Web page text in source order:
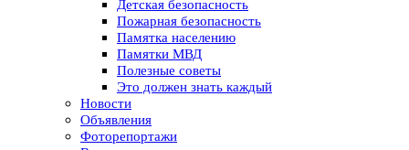
Детская безопасность
Пожарная безопасность
Памятка населению
Памятки МВД
Полезные советы
Это должен знать каждый
Новости
Объявления
Фоторепортажи